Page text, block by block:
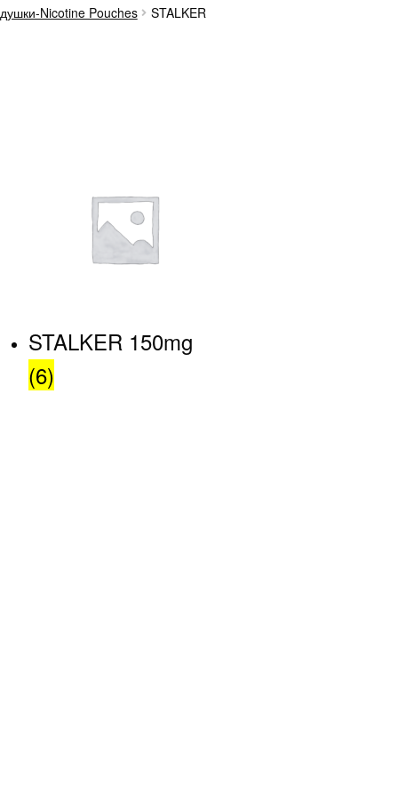
Nicotine Pouches STALKER
STALKER 150mg
(6)